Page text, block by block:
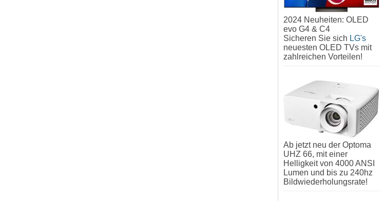
2024 Neuheiten: OLED
evo G4 & C4
Sicheren Sie sich LG's
neuesten OLED TVs mit
zahlreichen Vorteilen!
Ab jetzt neu der Optoma
UHZ 66, mit einer
Helligkeit von 4000 ANSI
Lumen und bis zu 240hz
Bildwiederholungsrate!